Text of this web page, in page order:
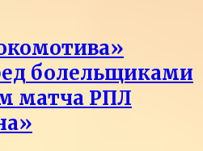
болельщиками
матча РПЛ